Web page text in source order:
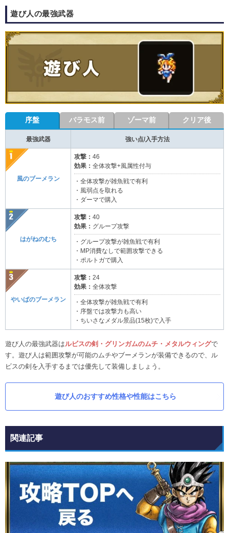
遊び人の最強武器
序盤 バラモス前 ゾーマ前 クリア後
最強武器 強い点/入手方法
風のブーメラン
攻撃： 46
効果： 全体攻撃+風属性付与
・全体攻撃が雑魚戦で有利
・風弱点を取れる
・ダーマで購入
はがねのむち
攻撃： 40
効果： グループ攻撃
・グループ攻撃が雑魚戦で有利
・MP消費なしで範囲攻撃できる
・ポルトガで購入
やいばのブーメラン
攻撃： 24
効果： 全体攻撃
・全体攻撃が雑魚戦で有利
・序盤では攻撃力も高い
・ちいさなメダル景品(15枚)で入手
遊び人の最強武器はルビスの剣・グリンガムのムチ・メタルウィングで
す。遊び人は範囲攻撃が可能のムチやブーメランが装備できるので、ル
ビスの剣を入手するまでは優先して装備しましょう。
遊び人のおすすめ性格や性能はこちら
関連記事